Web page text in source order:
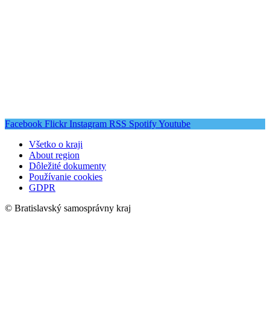
Facebook Flickr Instagram RSS SpotifyYoutube
Všetko o kraji
About region
Dôležité dokumenty
Používanie cookies
GDPR
© Bratislavský samosprávny kraj